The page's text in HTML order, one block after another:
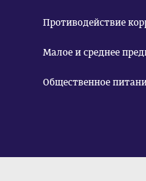
Противодействие
Малое и среднее
Общественное